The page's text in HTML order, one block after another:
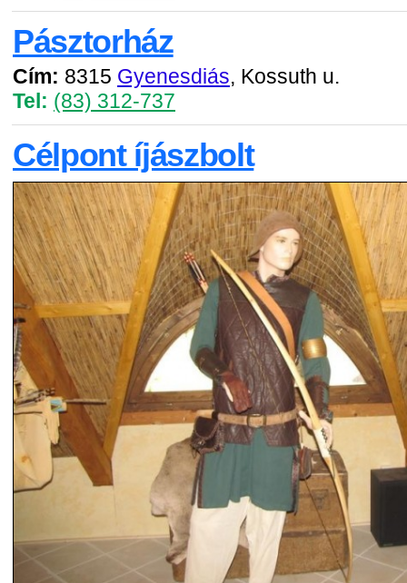
Pásztorház
Cím: 8315 Gyenesdiás, Kossuth u.
Tel: (83) 312-737
Célpont íjászbolt